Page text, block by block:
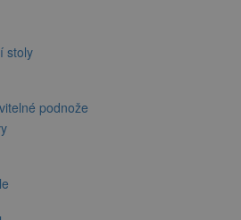
stoly
podnože